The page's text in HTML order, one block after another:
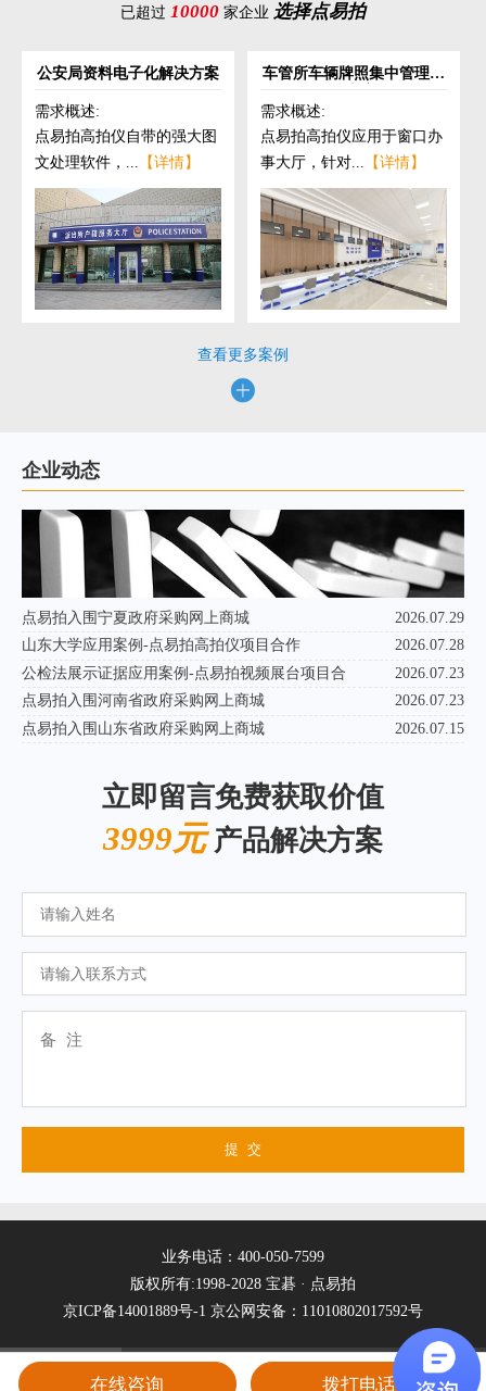
已超过 10000 家企业 选择点易拍
公安局资料电子化解决方案
需求概述:
点易拍高拍仪自带的强大图
文处理软件，... 【详情】
车管所车辆牌照集中管理解
需求概述:
点易拍高拍仪应用于窗口办
事大厅，针对... 【详情】
查看更多案例
企业动态
点易拍入围宁夏政府采购网上商城
2026.07.29
山东大学应用案例-点易拍高拍仪项目合作
2026.07.28
公检法展示证据应用案例-点易拍视频展台项目合
2026.07.23
点易拍入围河南省政府采购网上商城
2026.07.23
点易拍入围山东省政府采购网上商城
2026.07.15
立即留言免费获取价值
3999元产品解决方案
业务电话：400-050-7599
版权所有:1998-2028 宝碁 · 点易拍
京ICP备14001889号-1 京公网安备：11010802017592号
在线咨询 拨打电话